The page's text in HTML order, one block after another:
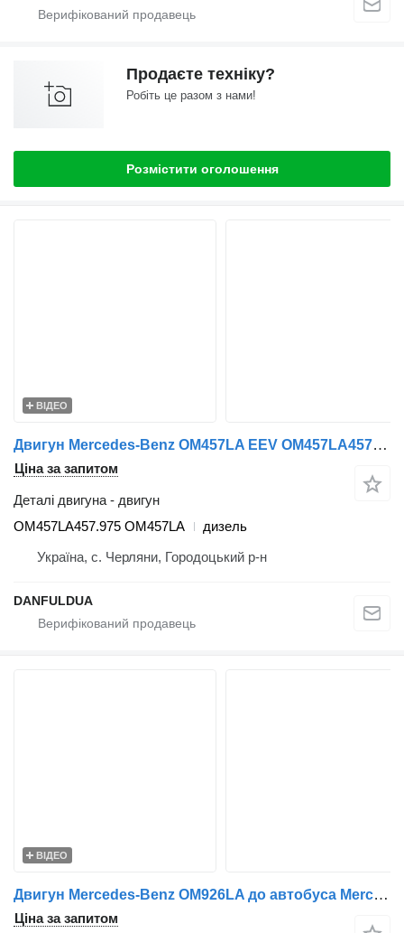
Продаєте техніку?
Робіть це разом з нами!
Розмістити оголошення
ВІДЕО
Двигун Mercedes-Benz OM457LA EEV OM457LA457.975 до автобуса Mercedes-Benz
Ціна за запитом
Деталі двигуна - двигун
OM457LA457.975 OM457LA
дизель
Україна, с. Черляни, Городоцький р-н
DANFULDUA
ВІДЕО
Двигун Mercedes-Benz OM926LA до автобуса Mercedes-Benz
Ціна за запитом